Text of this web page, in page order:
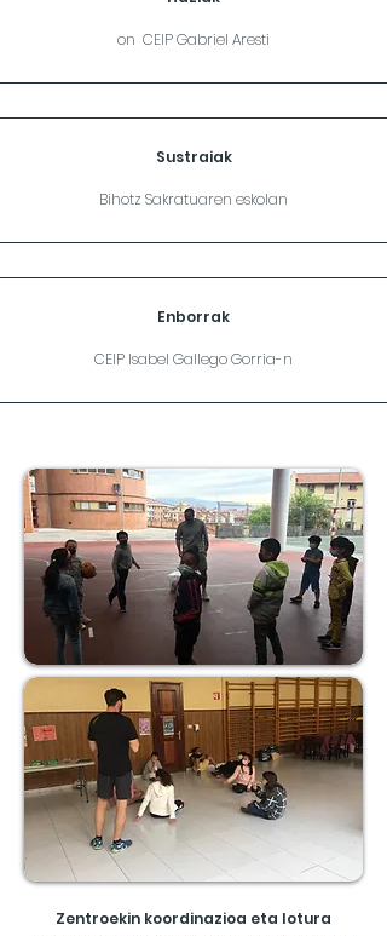
on CEIP Gabriel Aresti
Sustraiak
Bihotz Sakratuaren eskolan
Enborrak
CEIP Isabel Gallego Gorria-n
Zentroekin koordinazioa eta lotura